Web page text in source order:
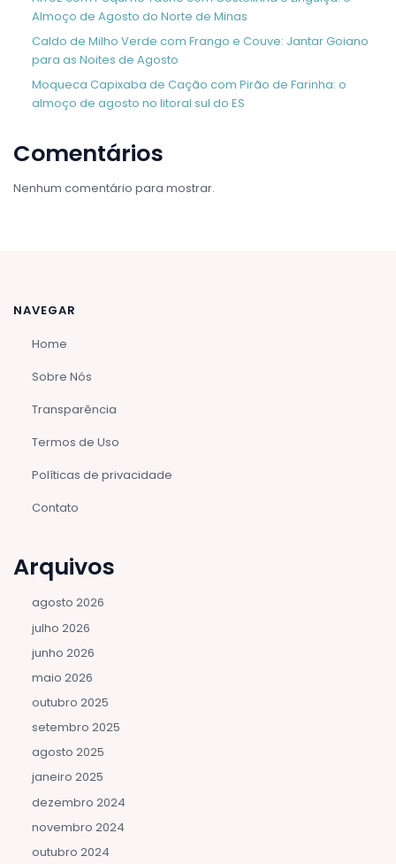
Almoço de Agosto do Norte de Minas
Caldo de Milho Verde com Frango e Couve: Jantar Goiano
para as Noites de Agosto
Moqueca Capixaba de Cação com Pirão de Farinha: o
almoço de agosto no litoral sul do ES
Comentários
Nenhum comentário para mostrar.
NAVEGAR
Home
Sobre Nós
Transparência
Termos de Uso
Políticas de privacidade
Contato
Arquivos
agosto 2026
julho 2026
junho 2026
maio 2026
outubro 2025
setembro 2025
agosto 2025
janeiro 2025
dezembro 2024
novembro 2024
outubro 2024